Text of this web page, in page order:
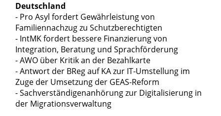
Deutschland
- Pro Asyl fordert Gewährleistung von
Familiennachzug zu Schutzberechtigten
- IntMK fordert bessere Finanzierung von
Integration, Beratung und Sprachförderung
- AWO über Kritik an der Bezahlkarte
- Antwort der BReg auf KA zur IT-Umstellung im
Zuge der Umsetzung der GEAS-Reform
- Sachverständigenanhörung zur Digitalisierung in
der Migrationsverwaltung